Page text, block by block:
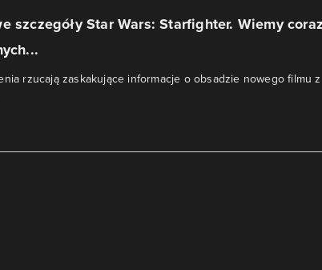
szczegóły Star Wars: Starfighter. Wiemy coraz
rzucają zaskakujące informacje o obsadzie nowego filmu z